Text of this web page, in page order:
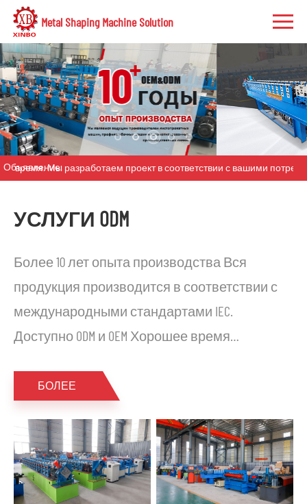
Metal Shaping Machine Solution
Объявление:
Мы разработаем проект в соответствии с вашими
УСЛУГИ ODM
Более 10 лет опыта производства Вся
продукция производится в соответствии с
международными стандартами IEC.
Доступно ODM и OEM Хорошее время
Сертификация UL,TUV,CE,CQC，ROHS,REACH
БОЛЕЕ